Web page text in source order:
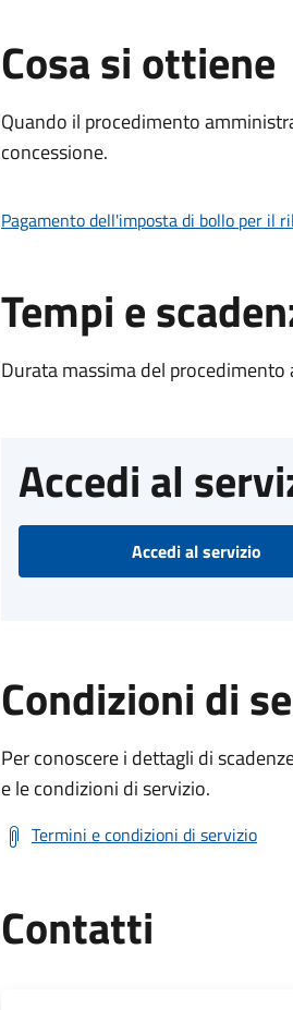
Cosa si ottiene
Quando il procedimento
concessione.
Pagamento dell'imposta di bollo per il
Tempi e
Durata massima del
Accedi al
Accedi al servizio
Condizioni di
Per conoscere i dettagli di
e le condizioni di servizio.
Termini e condizioni di servizio
Contatti